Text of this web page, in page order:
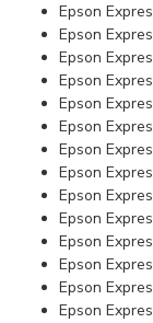
Epson
Epson
Epson
Epson
Epson
Epson
Epson
Epson
Epson
Epson
Epson
Epson
Epson
Epson